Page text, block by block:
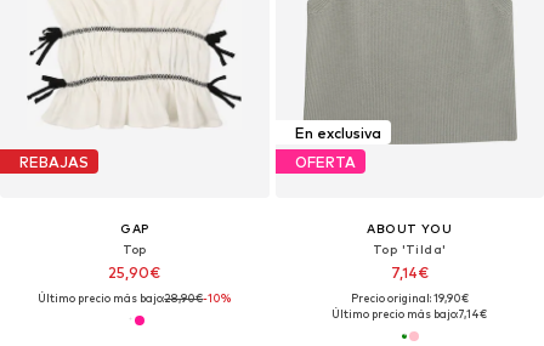
REBAJAS
GAP
Top
25,90€
Último precio más bajo:28,90€-10%
En exclusiva
OFERTA
ABOUT YOU
Top 'Tilda'
7,14€
Precio original: 19,90€
Último precio más bajo:7,14€